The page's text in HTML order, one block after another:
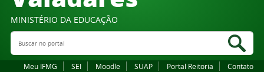
MINISTÉRIO DA EDUCAÇÃO
Buscar no portal
Meu IFMG SEI Moodle SUAP Portal Reitoria Contato